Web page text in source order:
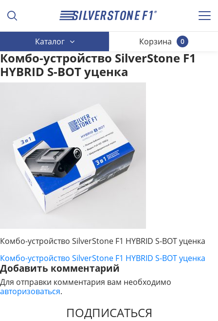
Каталог 0
Корзина
Комбо-устройство SilverStone F1
HYBRID S-BOT уценка
Комбо-устройство SilverStone F1 HYBRID S-BOT уценка
НАВИГАЦИЯ
ПО
ЗАПИСЯМ
Комбо-устройство SilverStone F1 HYBRID S-BOT уценка
Добавить комментарий
Для отправки комментария вам необходимо
авторизоваться.
ПОДПИСАТЬСЯ